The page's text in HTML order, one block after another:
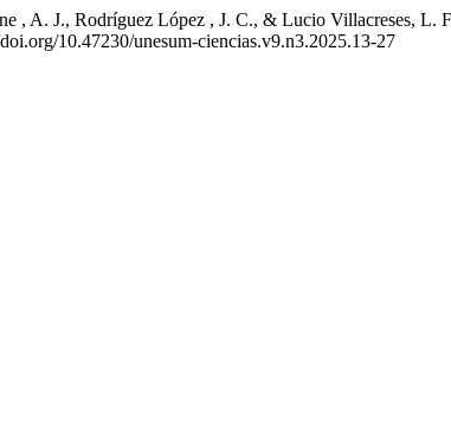
, A. J., Rodríguez López , J. C., & Lucio Villacreses, L.
10.47230/unesum-ciencias.v9.n3.2025.13-27